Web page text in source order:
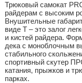
Трюковый самокат
райдерам с высоким
Внушительные
виде Т – это залог
и кистей райдера.
дека с моноблочным
стабильного
спортивный скутер
катания, прыжков и
парках.